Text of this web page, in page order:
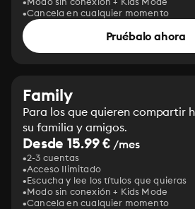
Cancela en cualquier momento
Pruébalo ahora
Family
Para los que quieren compartir
su familia y amigos.
Desde 15.99 € /mes
2-3 cuentas
Acceso Ilimitado
Escucha y lee los títulos que quieras
Modo sin conexión + Kids Mode
Cancela en cualquier momento